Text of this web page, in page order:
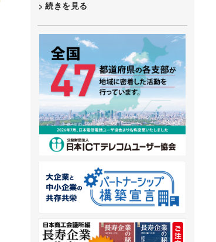
続きを見る